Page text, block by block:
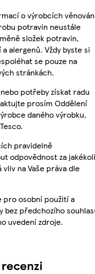
o výrobcích
potravin neustále
složek potravin,
alergenů. Vždy byste si
se pouze na
stránkách.
potřeby získat radu
prosím Oddělení
daného výrobku,
pravidelně
odpovědnost za
na Vaše práva dle
pro osobní použití a
bez předchozího
uvedení zdroje.